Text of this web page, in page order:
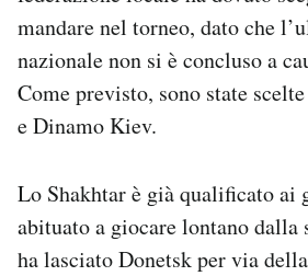
mandare nel torneo, dato che
nazionale non si è concluso a
Come previsto, sono state
e Dinamo Kiev.
Lo Shakhtar è già qualificato ai
abituato a giocare lontano dalla
ha lasciato Donetsk per via